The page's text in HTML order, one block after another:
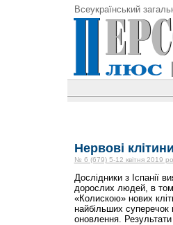
Всеукраїнський
Нервові
№ 6 (679) 5-12 квітня 2019
Дослідники з Іспанії
дорослих людей, в
«Колискою» нових
найбільших
оновлення.